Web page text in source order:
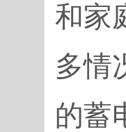
和家
多情
的蓄